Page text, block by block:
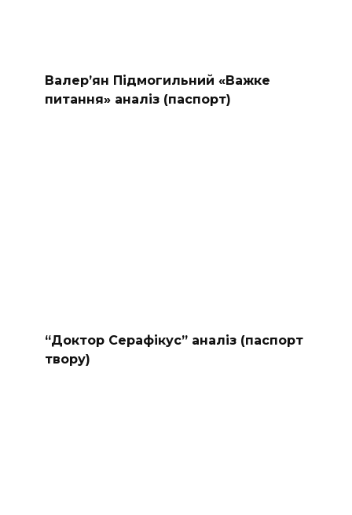
Валер’ян Підмогильний «Важке
питання» аналіз (паспорт)
“Доктор Серафікус” аналіз (паспорт
твору)